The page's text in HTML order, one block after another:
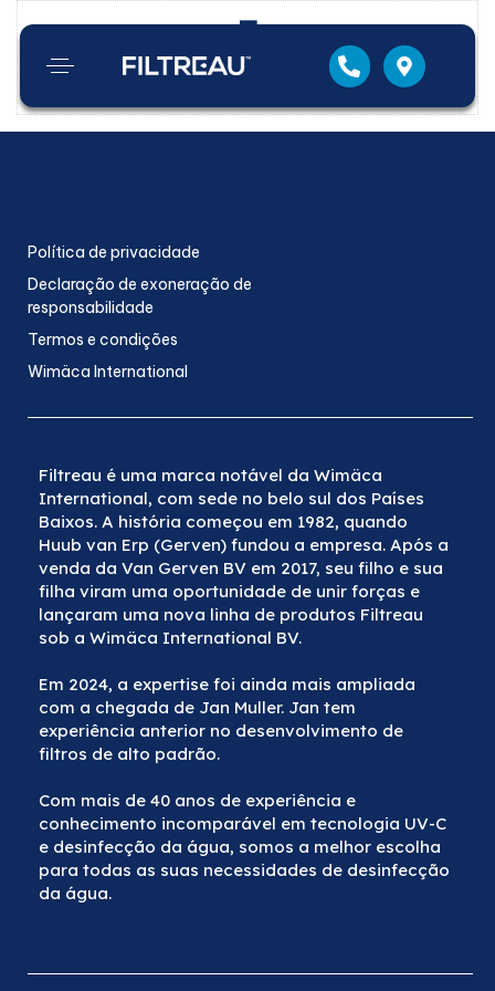
Não foram encontrados produtos
correspondentes à sua pesquisa.
Política de privacidade
Declaração de exoneração de
responsabilidade
Termos e condições
Wimäca International
Filtreau é uma marca notável da Wimäca
International, com sede no belo sul dos Países
Baixos. A história começou em 1982, quando
Huub van Erp (Gerven) fundou a empresa. Após a
venda da Van Gerven BV em 2017, seu filho e sua
filha viram uma oportunidade de unir forças e
lançaram uma nova linha de produtos Filtreau
sob a Wimäca International BV.
Em 2024, a expertise foi ainda mais ampliada
com a chegada de Jan Muller. Jan tem
experiência anterior no desenvolvimento de
filtros de alto padrão.
Com mais de 40 anos de experiência e
conhecimento incomparável em tecnologia UV-C
e desinfecção da água, somos a melhor escolha
para todas as suas necessidades de desinfecção
da água.